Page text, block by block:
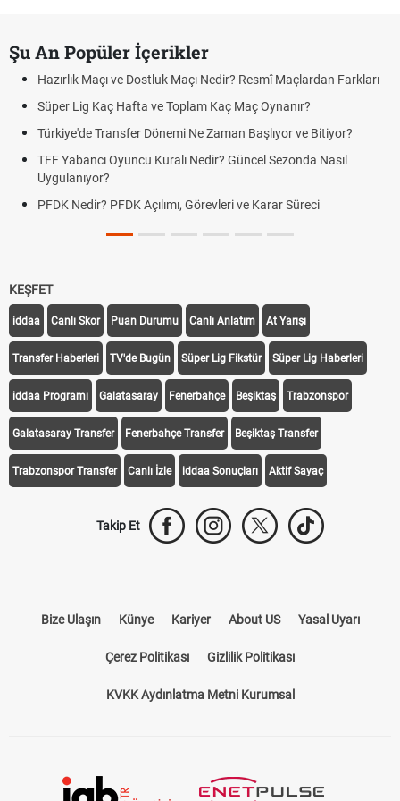
Şu An Popüler İçerikler
Hazırlık Maçı ve Dostluk Maçı Nedir? Resmî Maçlardan Farkları
Süper Lig Kaç Hafta ve Toplam Kaç Maç Oynanır?
Türkiye'de Transfer Dönemi Ne Zaman Başlıyor ve Bitiyor?
TFF Yabancı Oyuncu Kuralı Nedir? Güncel Sezonda Nasıl
Uygulanıyor?
PFDK Nedir? PFDK Açılımı, Görevleri ve Karar Süreci
KEŞFET
iddaa Canlı Skor Puan Durumu Canlı Anlatım At Yarışı
Transfer Haberleri TV'de Bugün Süper Lig Fikstür Süper Lig Haberleri
iddaa Programı Galatasaray Fenerbahçe Beşiktaş Trabzonspor
Galatasaray Transfer Fenerbahçe Transfer Beşiktaş Transfer
Trabzonspor Transfer Canlı İzle iddaa Sonuçları Aktif Sayaç
Takip Et
Bize Ulaşın Künye Kariyer About US Yasal Uyarı
Çerez Politikası Gizlilik Politikası
KVKK Aydınlatma Metni Kurumsal